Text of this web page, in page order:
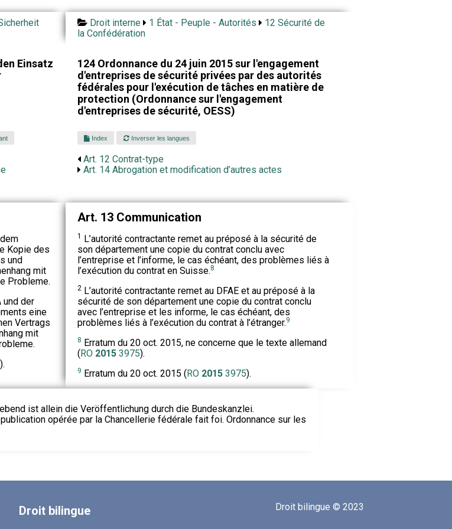
Droit interne 1 État - Peuple - Autorités
12 Sécurité de
la Confédération
Einsatz
124 Ordonnance du 24 juin 2015 sur l'engagement
d'entreprises de sécurité privées par des autorités
fédérales pour l'exécution de tâches en matière de
protection (Ordonnance sur l'engagement
d'entreprises de sécurité, OESS)
Index Inverser les langues
Art. 12 Contrat-type
Art. 14 Abrogation et modification d’autres actes
Kopie des
und
mit
Probleme.
der
eine
Vertrags
mit
).
Art. 13 Communication
1 L’autorité contractante remet au préposé à la sécurité de
son département une copie du contrat conclu avec
l’entreprise et l’informe, le cas échéant, des problèmes liés à
l’exécution du contrat en Suisse.8
2L’autorité contractante remet au DFAE et au préposé à la
sécurité de son département une copie du contrat conclu
avec l’entreprise et les informe, le cas échéant, des
problèmes liés à l’exécution du contrat à l’étranger.9
8 Erratum du 20 oct. 2015, ne concerne que le texte allemand
(RO 20153975).
9 Erratum du 20 oct. 2015 (RO 20153975).
ist allein die Veröffentlichung durch die Bundeskanzlei.
opérée par la Chancellerie fédérale fait foi. Ordonnance sur les
Droit bilingue Droit bilingue © 2023